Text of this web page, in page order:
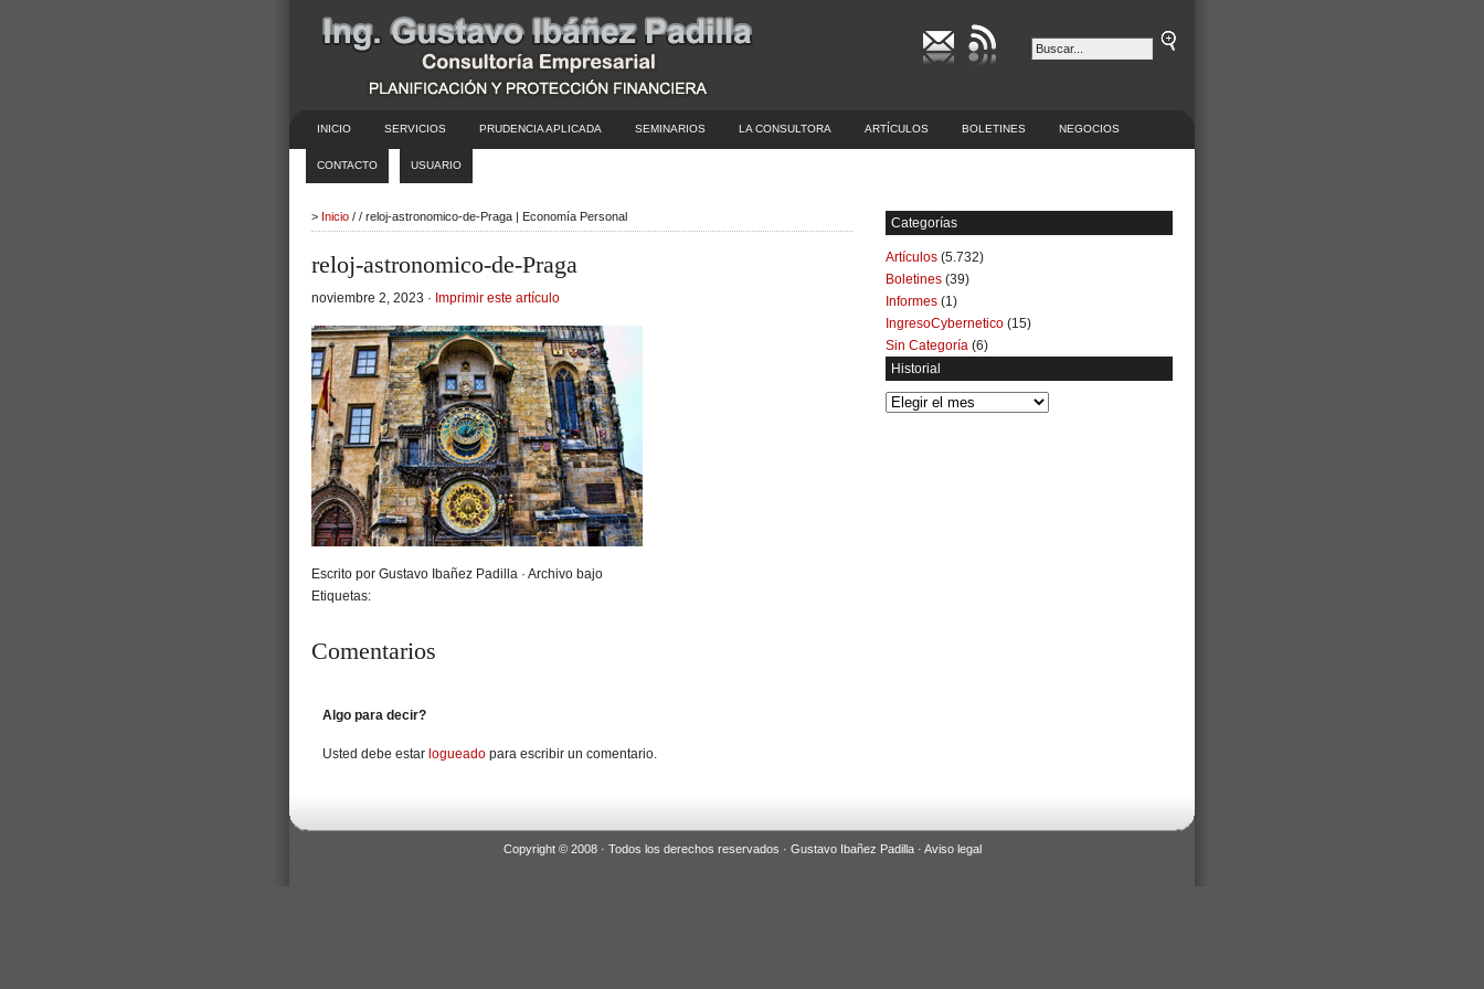
INICIO SERVICIOS PRUDENCIA APLICADA SEMINARIOS LA CONSULTORA ARTÍCULOS BOLETINES NEGOCIOS
CONTACTO USUARIO
> Inicio / / reloj-astronomico-de-Praga | Economía Personal
reloj-astronomico-de-Praga
noviembre 2, 2023 · Imprimir este artículo
Escrito por Gustavo Ibañez Padilla · Archivo bajo
Etiquetas:
Comentarios
Algo para decir?
Usted debe estar logueado para escribir un comentario.
Categorías
Artículos (5.732)
Boletines (39)
Informes (1)
IngresoCybernetico (15)
Sin Categoría (6)
Historial
Historial
Copyright © 2008 · Todos los derechos reservados · Gustavo Ibañez Padilla · Aviso legal